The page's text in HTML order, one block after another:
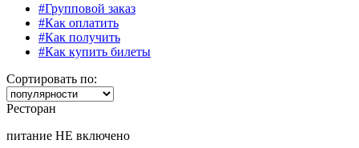
#Групповой заказ
#Как оплатить
#Как получить
#Как купить билеты
Сортировать по:
Ресторан
питание НЕ включено